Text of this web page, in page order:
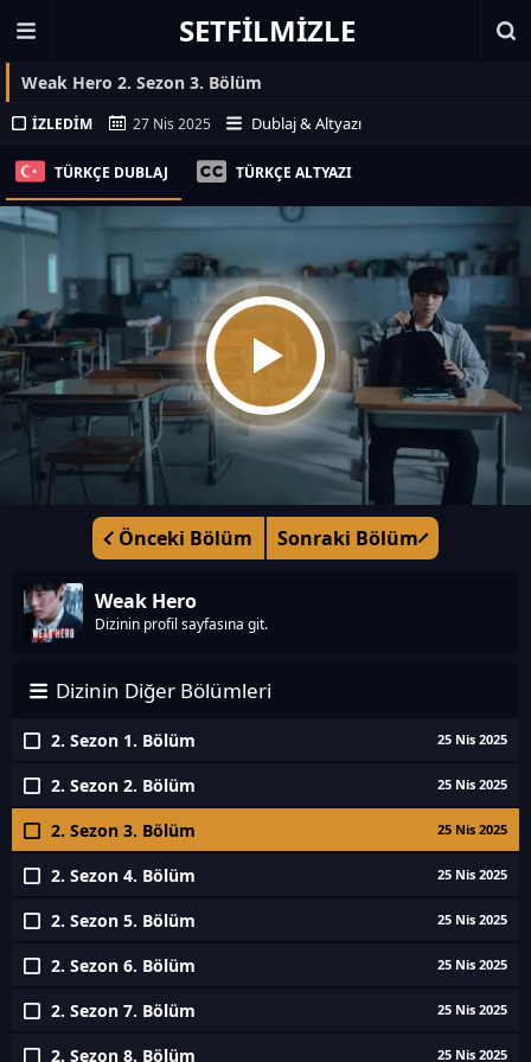
SETFILMIZLE
Weak Hero 2. Sezon 3. Bölüm
İZLEDIM 27 Nis 2025 Dublaj & Altyazı
TÜRKÇE DUBLAJ TÜRKÇE ALTYAZI
Önceki Bölüm Sonraki Bölüm
Weak Hero
Dizinin profil sayfasına git.
Dizinin Diğer Bölümleri
2. Sezon 1. Bölüm 25 Nis 2025
2. Sezon 2. Bölüm 25 Nis 2025
2. Sezon 3. Bölüm 25 Nis 2025
2. Sezon 4. Bölüm 25 Nis 2025
2. Sezon 5. Bölüm 25 Nis 2025
2. Sezon 6. Bölüm 25 Nis 2025
2. Sezon 7. Bölüm 25 Nis 2025
2. Sezon 8. Bölüm 25 Nis 2025